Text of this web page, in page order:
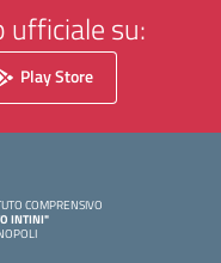
ufficiale su:
Play Store
COMPRENSIVO
INTINI"